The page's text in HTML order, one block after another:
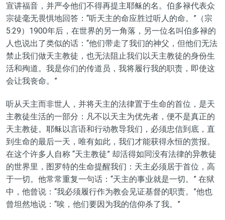
宣讲福音，并严令他们不得再提主耶稣的名。伯多禄代表众
宗徒毫无畏惧地回答：“听天主的命应胜过听人的命。”（宗
5:29）1900年后，在世界的另一角落，另一位名叫伯多禄的
人也说出了类似的话：“他们带走了我们的神父，但他们无法
禁止我们做天主教徒，也无法阻止我们以天主教徒的身份生
活和殉道。我是你们的传道员，我将履行我的职责，即使这
会让我丧命。”
听从天主而非世人，并将天主的法律置于生命的首位，是天
主教徒生活的一部分：凡不以天主为优先者，便不是真正的
天主教徒。耶稣以言语和行动教导我们，必须忠信到底，直
到生命的最后一天，唯有如此，我们才能获得永恒的赏报。
在这个许多人自称 “天主教徒” 却活得如同没有法律的异教徒
的世界里，图罗特的生命提醒我们：天主必须居于首位，高
于一切。他常常重复一句话：“天主的事业就是一切。” 在狱
中，他曾说：“我必须履行作为教会见证基督的职责。”他也
曾坦然地说：“唉，他们要因为我的信仰杀了我。”